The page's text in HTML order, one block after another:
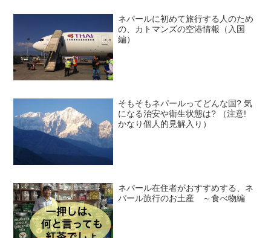
ネパールに初めて旅行する人のため
の、カトマンズの空港情報（入国
編）
そもそもネパールってどんな国? 気
になる治安や衛生状態は? （注意!
かなり個人的見解入り）
ネパール在住者がおすすめする、ネ
パール旅行のお土産 ～食べ物編